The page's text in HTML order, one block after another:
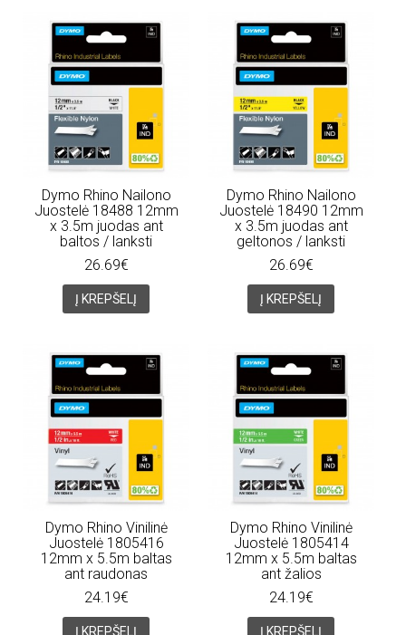
Dymo Rhino Nailono
Juostelė 18488 12mm
x 3.5m juodas ant
baltos / lanksti
26.69€
Į KREPŠELĮ
Dymo Rhino Nailono
Juostelė 18490 12mm
x 3.5m juodas ant
geltonos / lanksti
26.69€
Į KREPŠELĮ
Dymo Rhino Vinilinė
Juostelė 1805416
12mm x 5.5m baltas
ant raudonas
24.19€
Į KREPŠELĮ
Dymo Rhino Vinilinė
Juostelė 1805414
12mm x 5.5m baltas
ant žalios
24.19€
Į KREPŠELĮ